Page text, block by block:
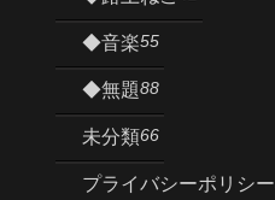
◆音楽55
◆無題88
未分類66
プライバシーポリシー